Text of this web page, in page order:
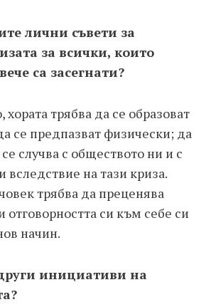
лични съвети за
за всички, които
са засегнати?
трябва да се образоват
се предпазват физически; да
случва с обществото ни и с
вследствие на тази криза.
трябва да преценява
отговорността си към себе си
начин.
инициативи на